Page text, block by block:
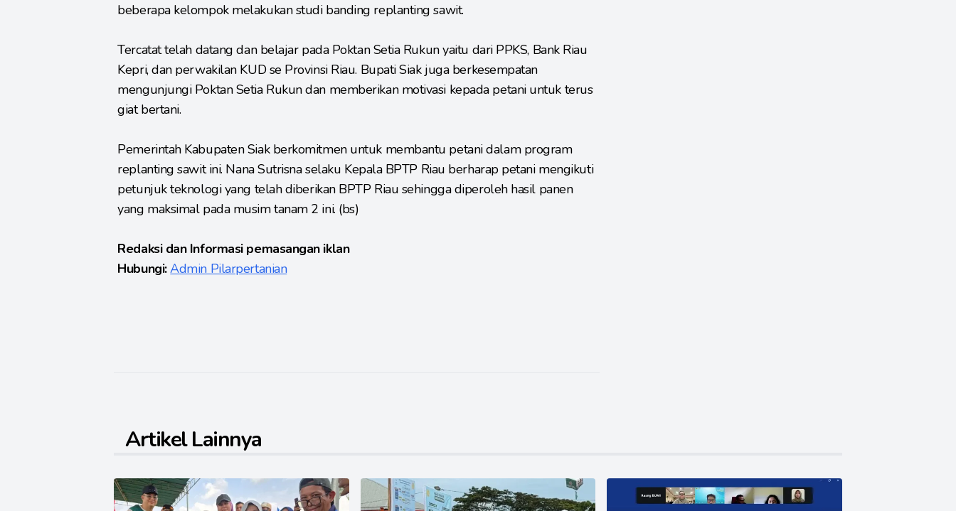
beberapa kelompok melakukan studi banding replanting sawit.
Tercatat telah datang dan belajar pada Poktan Setia Rukun yaitu dari PPKS, Bank Riau
Kepri, dan perwakilan KUD se Provinsi Riau. Bupati Siak juga berkesempatan
mengunjungi Poktan Setia Rukun dan memberikan motivasi kepada petani untuk terus
giat bertani.
Pemerintah Kabupaten Siak berkomitmen untuk membantu petani dalam program
replanting sawit ini. Nana Sutrisna selaku Kepala BPTP Riau berharap petani mengikuti
petunjuk teknologi yang telah diberikan BPTP Riau sehingga diperoleh hasil panen
yang maksimal pada musim tanam 2 ini. (bs)
Redaksi dan Informasi pemasangan iklan
Hubungi:Admin Pilarpertanian
Artikel Lainnya